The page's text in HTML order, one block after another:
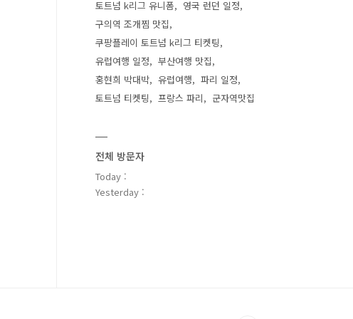
토트넘 k리그 유니폼
영국 런던 일정
구의역 조개찜 맛집
쿠팡플레이 토트넘 k리그 티켓팅
유럽여행 일정
부산여행 맛집
홍현희 박대박
유럽여행
파리 일정
토트넘 티켓팅
프랑스 파리 군자역맛집
전체 방문자
Today :
Yesterday :